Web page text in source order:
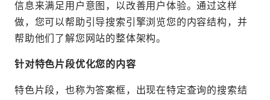
信息来满足用户意图，以改善用户体验。通过这样
做，您可以帮助引导搜索引擎浏览您的内容结构，并
帮助他们了解您网站的整体架构。
针对特色片段优化您的内容
特色片段，也称为答案框，出现在特定查询的搜索结